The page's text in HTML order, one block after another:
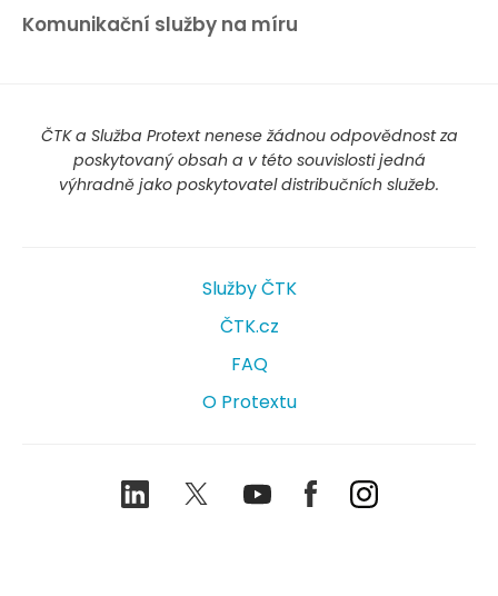
Komunikační služby na míru
ČTK a Služba Protext nenese žádnou odpovědnost za
poskytovaný obsah a v této souvislosti jedná
výhradně jako poskytovatel distribučních služeb.
Služby ČTK
ČTK.cz
FAQ
O Protextu
LinkedIn TwitterYoutubeFacebookInstagram